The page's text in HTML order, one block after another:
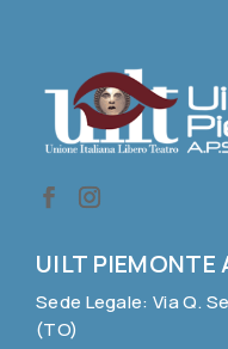
UILT PIEMONTE
Sede Legale: Via Q.
(TO)